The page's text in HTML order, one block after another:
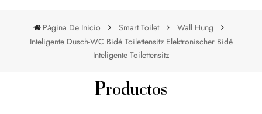
Página De Inicio Smart Toilet
Wall Hung
Inteligente Dusch-WC Bidé Toilettensitz Elektronischer Bidé
Inteligente Toilettensitz
Productos